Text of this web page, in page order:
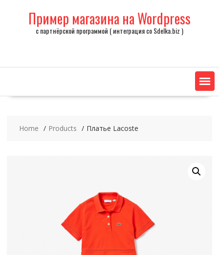
Пример магазина на Wordpress
с партнёрской программой ( интеграция со Sdelka.biz )
Home Products Платье Lacoste